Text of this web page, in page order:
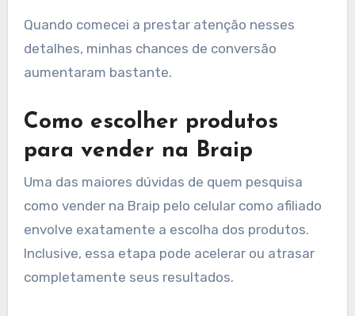
Quando comecei a prestar atenção nesses
detalhes, minhas chances de conversão
aumentaram bastante.
Como escolher produtos
para vender na Braip
Uma das maiores dúvidas de quem pesquisa
como vender na Braip pelo celular como afiliado
envolve exatamente a escolha dos produtos.
Inclusive, essa etapa pode acelerar ou atrasar
completamente seus resultados.